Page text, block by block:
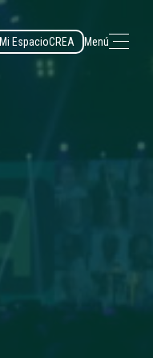
Mi EspacioCREA Menú